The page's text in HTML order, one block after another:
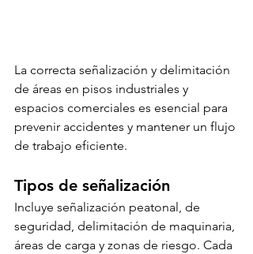
La correcta señalización y delimitación
de áreas en pisos industriales y
espacios comerciales es esencial para
prevenir accidentes y mantener un flujo
de trabajo eficiente.
Tipos de señalización
Incluye señalización peatonal, de
seguridad, delimitación de maquinaria,
áreas de carga y zonas de riesgo. Cada